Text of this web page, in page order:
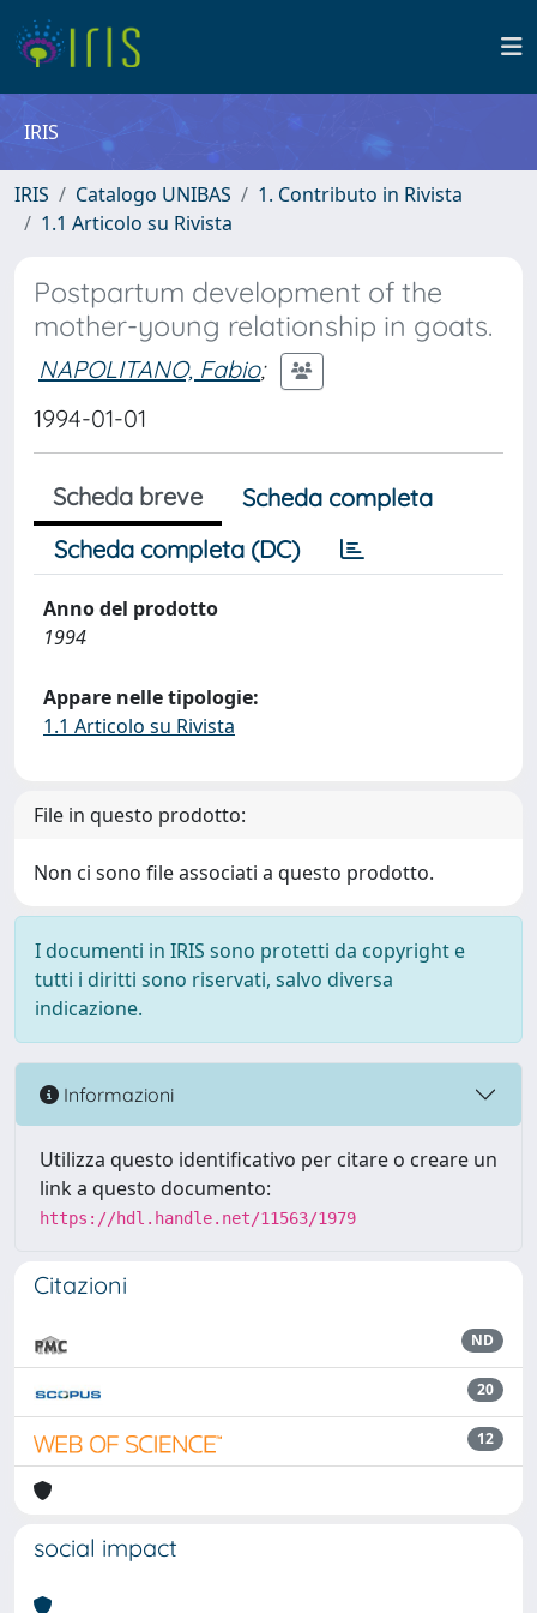
IRIS
IRIS Catalogo UNIBAS
1. Contributo in Rivista
1.1 Articolo su Rivista
Postpartum development of the
mother-young relationship in goats.
NAPOLITANO, Fabio;
1994-01-01
Scheda breve
Scheda completa
Scheda completa (DC)
Anno del prodotto
1994
Appare nelle tipologie:
1.1 Articolo su Rivista
File in questo prodotto:
Non ci sono file associati a questo prodotto.
I documenti in IRIS sono protetti da copyright e
tutti i diritti sono riservati, salvo diversa
indicazione.
Informazioni
Utilizza questo identificativo per citare o creare un
link a questo documento:
https://hdl.handle.net/11563/1979
Citazioni
ND
20
12
social impact